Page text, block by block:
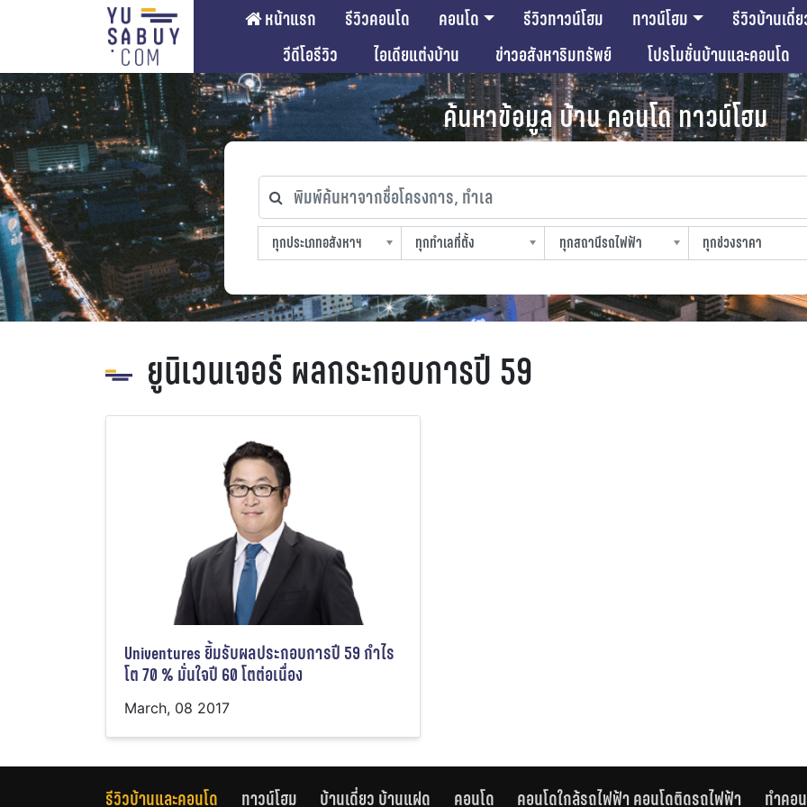
หน้าแรก รีวิวคอนโด คอนโด รีวิวทาวน์โฮม ทาวน์โฮม รีวิวบ้านเดี่
วีดีโอรีวิว
ไอเดียแต่งบ้าน ข่าวอสังหาริมทรัพย์ โปรโมชั่นบ้านและคอนโด
ค้นหาข้อมูล บ้าน คอนโด ทาวน์โฮม
พิมพ์ค้นหาจากชื่อโครงการ, ทำเล
ทุกประเภทอสังหาฯ
ทุกประเภทอสังหาฯ
ทุกทำเลที่ตั้ง
ทุกทำเลที่ตั้ง
ทุกสถานีรถไฟฟ้า
ทุกสถานีรถไฟฟ้า
ทุกช่วงราคา
ทุกช่วงราคา
ยูนิเวนเจอร์ ผลกระกอบการปี 59
Univentures ยิ้มรับผลประกอบการปี 59 กำไร
โต 70 % มั่นใจปี 60 โตต่อเนื่อง
March, 08 2017
รีวิวบ้านและคอนโด ทาวน์โฮม บ้านเดี่ยว บ้านแฝด คอนโด คอนโดใกล้รถไฟฟ้า คอนโดติดรถไฟฟ้า ทำคอ